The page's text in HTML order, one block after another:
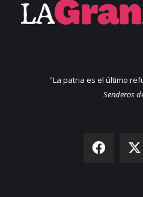
"La patria es el último
Senderos